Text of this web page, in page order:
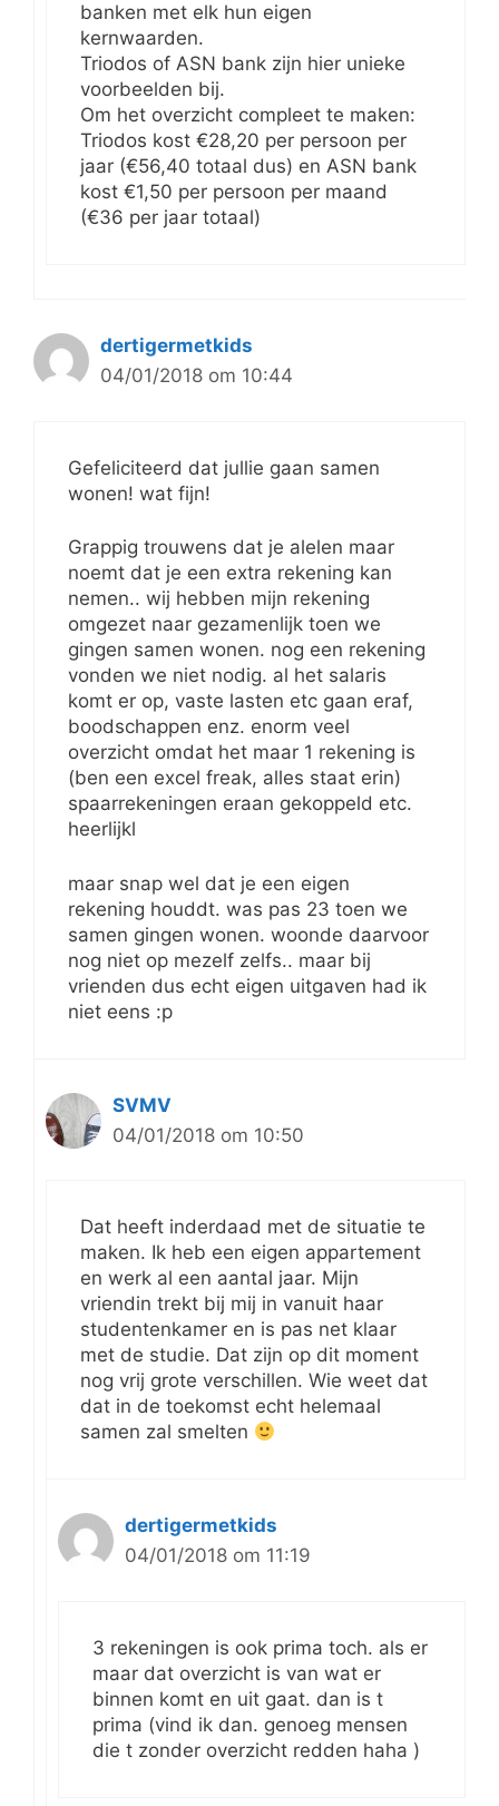
banken met elk hun eigen
kernwaarden.
Triodos of ASN bank zijn hier unieke
voorbeelden bij.
Om het overzicht compleet te maken:
Triodos kost €28,20 per persoon per
jaar (€56,40 totaal dus) en ASN bank
kost €1,50 per persoon per maand
(€36 per jaar totaal)
dertigermetkids
04/01/2018 om 10:44
Gefeliciteerd dat jullie gaan samen
wonen! wat fijn!
Grappig trouwens dat je alelen maar
noemt dat je een extra rekening kan
nemen.. wij hebben mijn rekening
omgezet naar gezamenlijk toen we
gingen samen wonen. nog een rekening
vonden we niet nodig. al het salaris
komt er op, vaste lasten etc gaan eraf,
boodschappen enz. enorm veel
overzicht omdat het maar 1 rekening is
(ben een excel freak, alles staat erin)
spaarrekeningen eraan gekoppeld etc.
heerlijkl
maar snap wel dat je een eigen
rekening houddt. was pas 23 toen we
samen gingen wonen. woonde daarvoor
nog niet op mezelf zelfs.. maar bij
vrienden dus echt eigen uitgaven had ik
niet eens :p
SVMV
04/01/2018 om 10:50
Dat heeft inderdaad met de situatie te
maken. Ik heb een eigen appartement
en werk al een aantal jaar. Mijn
vriendin trekt bij mij in vanuit haar
studentenkamer en is pas net klaar
met de studie. Dat zijn op dit moment
nog vrij grote verschillen. Wie weet dat
dat in de toekomst echt helemaal
samen zal smelten
dertigermetkids
04/01/2018 om 11:19
3 rekeningen is ook prima toch. als er
maar dat overzicht is van wat er
binnen komt en uit gaat. dan is t
prima (vind ik dan. genoeg mensen
die t zonder overzicht redden haha )